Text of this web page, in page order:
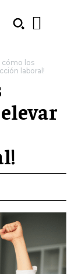
cómo los
laboral!